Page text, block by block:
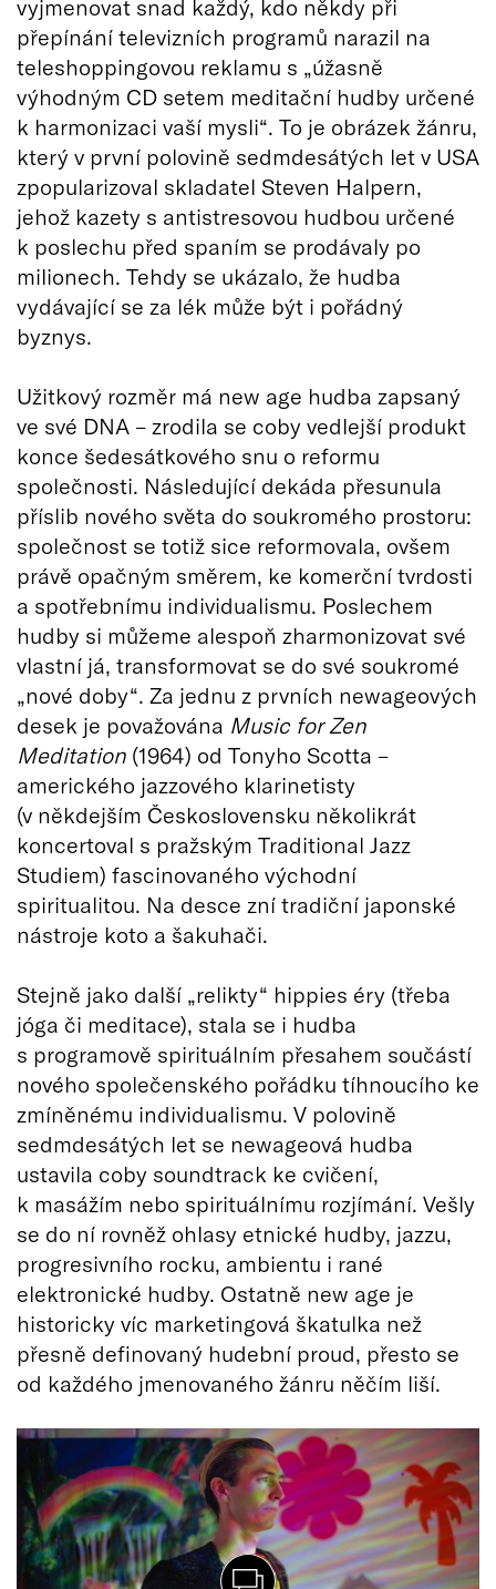
vyjmenovat snad každý, kdo někdy při
přepínání televizních programů narazil na
teleshoppingovou reklamu s „úžasně
výhodným CD setem meditační hudby určené
k harmonizaci vaší mysli“. To je obrázek žánru,
který v první polovině sedmdesátých let v USA
zpopularizoval skladatel Steven Halpern,
jehož kazety s antistresovou hudbou určené
k poslechu před spaním se prodávaly po
milionech. Tehdy se ukázalo, že hudba
vydávající se za lék může být i pořádný
byznys.
Užitkový rozměr má new age hudba zapsaný
ve své DNA – zrodila se coby vedlejší produkt
konce šedesátkového snu o reformu
společnosti. Následující dekáda přesunula
příslib nového světa do soukromého prostoru:
společnost se totiž sice reformovala, ovšem
právě opačným směrem, ke komerční tvrdosti
a spotřebnímu individualismu. Poslechem
hudby si můžeme alespoň zharmonizovat své
vlastní já, transformovat se do své soukromé
„nové doby“. Za jednu z prvních newageových
desek je považována Music for Zen
Meditation (1964) od Tonyho Scotta –
amerického jazzového klarinetisty
(v někdejším Československu několikrát
koncertoval s pražským Traditional Jazz
Studiem) fascinovaného východní
spiritualitou. Na desce zní tradiční japonské
nástroje koto a šakuhači.
Stejně jako další „relikty“ hippies éry (třeba
jóga či meditace), stala se i hudba
s programově spirituálním přesahem součástí
nového společenského pořádku tíhnoucího ke
zmíněnému individualismu. V polovině
sedmdesátých let se newageová hudba
ustavila coby soundtrack ke cvičení,
k masážím nebo spirituálnímu rozjímání. Vešly
se do ní rovněž ohlasy etnické hudby, jazzu,
progresivního rocku, ambientu i rané
elektronické hudby. Ostatně new age je
historicky víc marketingová škatulka než
přesně definovaný hudební proud, přesto se
od každého jmenovaného žánru něčím liší.